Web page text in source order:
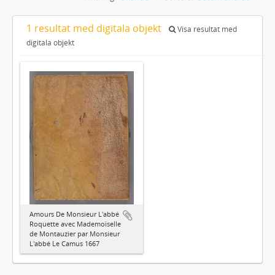
1 resultat med digitala objekt
Visa resultat med
digitala objekt
Amours De Monsieur L'abbé
Roquette avec Mademoiselle
de Montauzier par Monsieur
L'abbé Le Camus 1667